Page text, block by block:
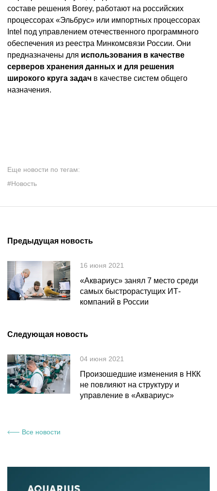
составе решения Borey, работают на российских
процессорах «Эльбрус» или импортных процессорах
Intel под управлением отечественного программного
обеспечения из реестра Минкомсвязи России. Они
предназначены для использования в качестве
серверов хранения данных и для решения
широкого круга задач в качестве систем общего
назначения.
Еще новости по тегам:
#Новость
Предыдущая новость
16 июня 2021
«Аквариус» занял 7 место среди
самых быстрорастущих ИТ-
компаний в России
Следующая новость
04 июня 2021
Произошедшие изменения в НКК
не повлияют на структуру и
управление в «Аквариус»
Все новости